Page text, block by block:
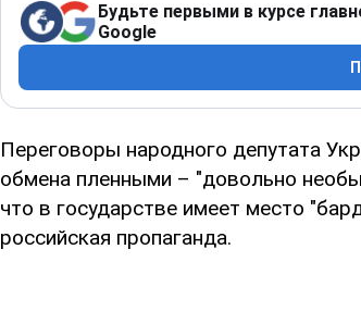
Будьте первыми в курсе
Google
Переговоры народного депутата
обмена пленными – "довольно
что в государстве имеет место
российская пропаганда.